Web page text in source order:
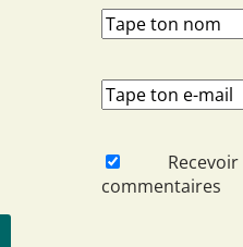
commentaires